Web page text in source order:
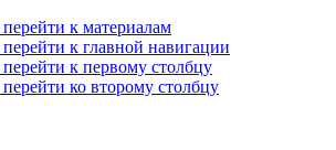
к материалам
к главной навигации
к первому столбцу
ко второму столбцу